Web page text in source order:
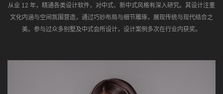
从业 12 年，精通各类设计软件，对中式、新中式风格有深入研究。其设计注重
文化内涵与空间氛围营造，通过巧妙布局与细节雕琢，展现传统与现代结合之
美。参与过众多别墅及中式会所设计，设计案例多次在行业内获奖。